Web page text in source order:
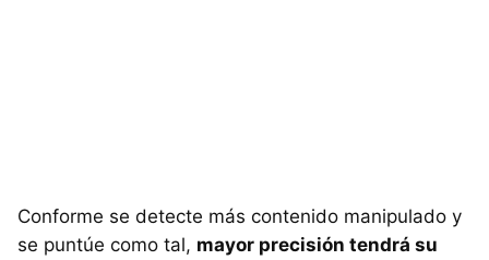
Conforme se detecte más contenido manipulado y
se puntúe como tal, mayor precisión tendrá su